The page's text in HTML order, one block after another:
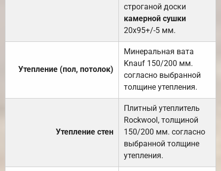
строганой доски
камерной сушки
20х95+/-5 мм.
Утепление (пол, потолок)
Минеральная вата
Knauf 150/200 мм.
согласно выбранной
толщине утепления.
Утепление стен
Плитный утеплитель
Rockwool, толщиной
150/200 мм. согласно
выбранной толщине
утепления.